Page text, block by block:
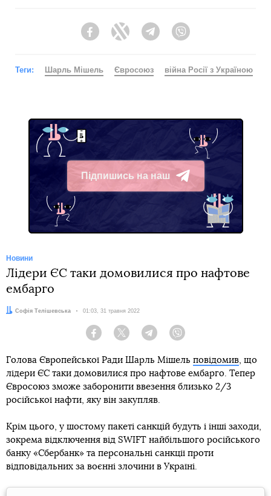
FacebookTwitter Telegram
Теги: Шарль Мішель Євросоюз війна Росії з Україною
Підпишись на наш
Telegram
Новини
Лідери ЄС таки домовилися про нафтове
ембарго
Автор:
Софія Телішевська Дата:
01:03, 31 травня 2022
Facebook Twitter Telegram
Голова Європейської Ради Шарль Мішель повідомив, що
лідери ЄС таки домовилися про нафтове ембарго. Тепер
Євросоюз зможе заборонити ввезення близько 2/3
російської нафти, яку він закупляв.
Крім цього, у шостому пакеті санкцій будуть і інші заходи,
зокрема відключення від SWIFT найбільшого російського
банку «Сбербанк» та персональні санкції проти
відповідальних за воєнні злочини в Україні.